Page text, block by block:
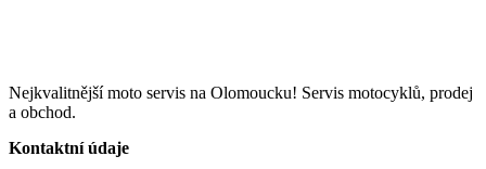
Nejkvalitnější moto servis na Olomoucku! Servis motocyklů, prodej
a obchod.
Kontaktní údaje